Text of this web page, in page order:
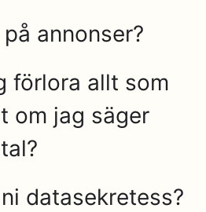
annonser?
förlora allt som
om jag säger
datasekretess?